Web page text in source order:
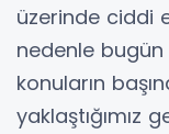
üzerinde ciddi
nedenle
konuların
yaklaştığımız